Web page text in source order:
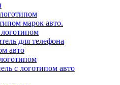
марок авто.
для телефона
авто
с логотипом авто